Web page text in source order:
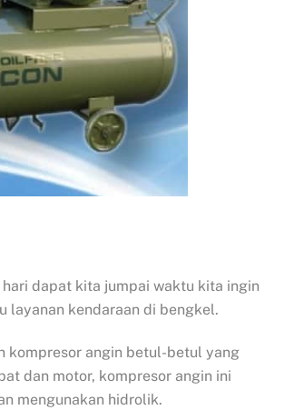
dapat kita jumpai waktu kita ingin
layanan kendaraan di bengkel.
kompresor angin betul-betul yang
dan motor, kompresor angin ini
mengunakan hidrolik.